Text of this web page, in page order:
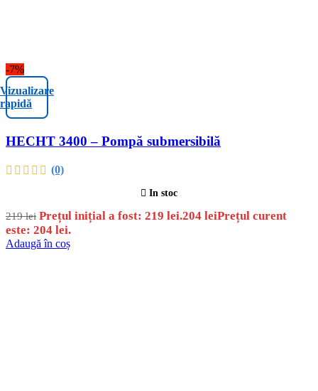
-7%
Vizualizare
rapidă
HECHT 3400 – Pompă submersibilă
(0)
In stoc
219lei Prețul inițial a fost: 219 lei.204 leiPrețul curent
este: 204 lei.
Adaugă în coș